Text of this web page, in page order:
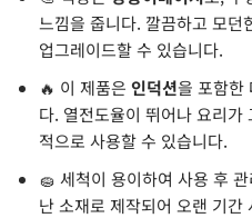
느낌을 줍니다. 깔끔하고 모던
업그레이드할 수 있습니다.
🔥 이 제품은 인덕션을 포함한
다. 열전도율이 뛰어나 요리가
적으로 사용할 수 있습니다.
🧽 세척이 용이하여 사용 후
난 소재로 제작되어 오랜 기